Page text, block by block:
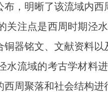
布，明晰了该流域内
点是西周时期泾水
铜器铭文、文献资料
域的考古学材料进
西周聚落和社会结构